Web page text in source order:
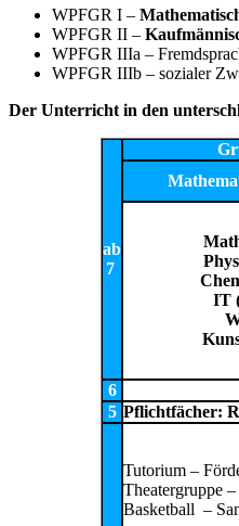
WPFGR I –
WPFGR II –
WPFGR IIIa –
WPFGR IIIb – sozialer
Der Unterricht in den
ab
7
IT
6
5 Pflichtfächer:
Tutorium –
Theatergruppe
Basketball –